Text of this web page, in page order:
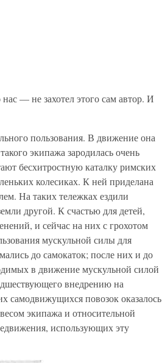
— не захотел этого сам автор. И
пользования. В движение она
экипажа зародилась очень
бесхитростную каталку римских
колесиках. К ней приделана
На таких тележках ездили
другой. К счастью для детей,
и сейчас на них с грохотом
мускульной силы для
до самокаток; после них и до
в движение мускульной силой
внедрению на
самодвижущихся повозок оказалось
экипажа и относительной
использующих эту